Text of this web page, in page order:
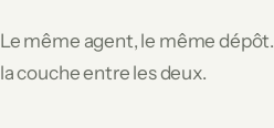
Le même agent, le même
la couche entre les deux.